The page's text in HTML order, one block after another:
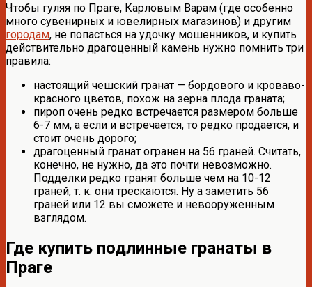
Чтобы гуляя по Праге, Карловым Варам (где особенно
много сувенирных и ювелирных магазинов) и другим
городам, не попасться на удочку мошенников, и купить
действительно драгоценный камень нужно помнить три
правила:
настоящий чешский гранат — бордового и кроваво-
красного цветов, похож на зерна плода граната;
пироп очень редко встречается размером больше
6-7 мм, а если и встречается, то редко продается, и
стоит очень дорого;
драгоценный гранат огранен на 56 граней. Считать,
конечно, не нужно, да это почти невозможно.
Подделки редко гранят больше чем на 10-12
граней, т. к. они трескаются. Ну а заметить 56
граней или 12 вы сможете и невооруженным
взглядом.
Где купить подлинные гранаты в
Праге